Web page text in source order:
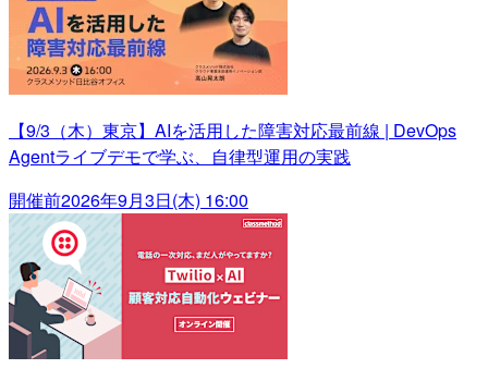
【9/3（木）東京】AIを活用した障害対応最前線 | DevOps
Agentライブデモで学ぶ、自律型運用の実践
開催前2026年9月3日(木) 16:00